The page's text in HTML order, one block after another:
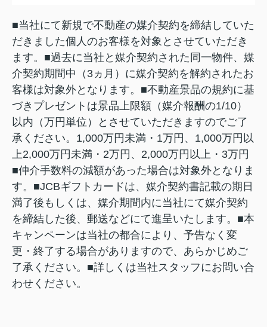
■当社にて新規で不動産の媒介契約を締結していた
だきました個人のお客様を対象とさせていただき
ます。■過去に当社と媒介契約された同一物件、媒
介契約期間中（3ヵ月）に媒介契約を解約されたお
客様は対象外となります。■不動産景品の規約に基
づきプレゼントは景品上限額（媒介報酬の1/10）
以内（万円単位）とさせていただきますのでご了
承ください。1,000万円未満・1万円、1,000万円以
上2,000万円未満 ・2万円、 2,000万円以上・3万円
■仲介手数料の減額があった場合は対象外となりま
す。■JCBギフトカードは、媒介契約書記載の期日
満了後もしくは、媒介期間内に当社にて媒介契約
を締結した後、郵送などにて進呈いたします。■本
キャンペーンは当社の都合により、予告なく変
更・終了する場合がありますので、あらかじめご
了承ください。■詳しくは当社スタッフにお問い合
わせください。